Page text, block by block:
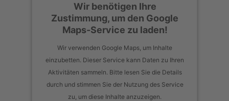
Wir benötigen Ihre
Zustimmung, um den Google
Maps-Service zu laden!
Wir verwenden Google Maps, um Inhalte
einzubetten. Dieser Service kann Daten zu Ihren
Aktivitäten sammeln. Bitte lesen Sie die Details
durch und stimmen Sie der Nutzung des Service
zu, um diese Inhalte anzuzeigen.